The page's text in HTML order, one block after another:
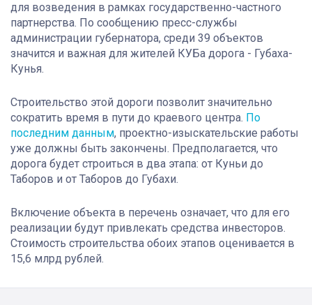
для возведения в рамках государственно-частного
партнерства. По сообщению пресс-службы
администрации губернатора, среди 39 объектов
значится и важная для жителей КУБа дорога - Губаха-
Кунья.
Строительство этой дороги позволит значительно
сократить время в пути до краевого центра. По
последним данным, проектно-изыскательские работы
уже должны быть закончены. Предполагается, что
дорога будет строиться в два этапа: от Куньи до
Таборов и от Таборов до Губахи.
Включение объекта в перечень означает, что для его
реализации будут привлекать средства инвесторов.
Стоимость строительства обоих этапов оценивается в
15,6 млрд рублей.